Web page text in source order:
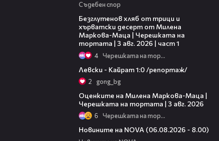
Съдебен спор
Безглутенов хляб от трици и
хърватски десерт от Милена
Маркова-Маца | Черешката на
тортата | 3 авг. 2026 | част 1
4 Черешката на тортата
Левски - Кайрат 1:0 /репортаж/
2 gong_bg
Оценките на Милена Маркова-Маца |
Черешката на тортата | 3 авг. 2026
6 Черешката на тортата
Новините на NOVA (06.08.2026 - 8.00)